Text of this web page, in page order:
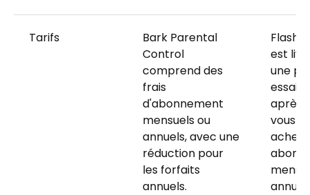
Tarifs
Bark Parental
Control
comprend des
frais
d'abonnement
mensuels ou
annuels, avec une
réduction pour
les forfaits
annuels.
est
une
essai
après
vous
annuel.